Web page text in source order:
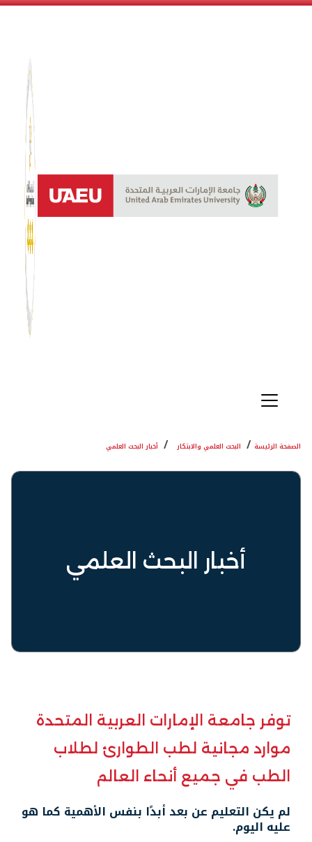
نظام
الصفحة الرئيسة البحث العلمي والابتكار أخبار البحث العلمي
أخبار البحث العلمي
توفر جامعة الإمارات العربية المتحدة
موارد مجانية لطب الطوارئ لطلاب
الطب في جميع أنحاء العالم
لم يكن التعليم عن بعد أبدًا بنفس الأهمية كما هو
عليه اليوم.